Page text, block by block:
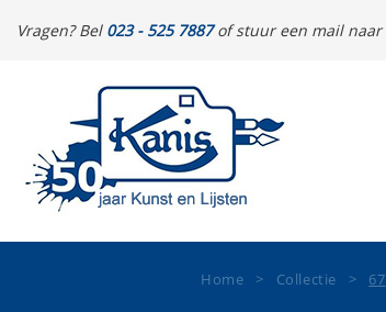
Vragen? Bel 023 - 525 7887of stuur een mail naar
Home > Collectie > 67